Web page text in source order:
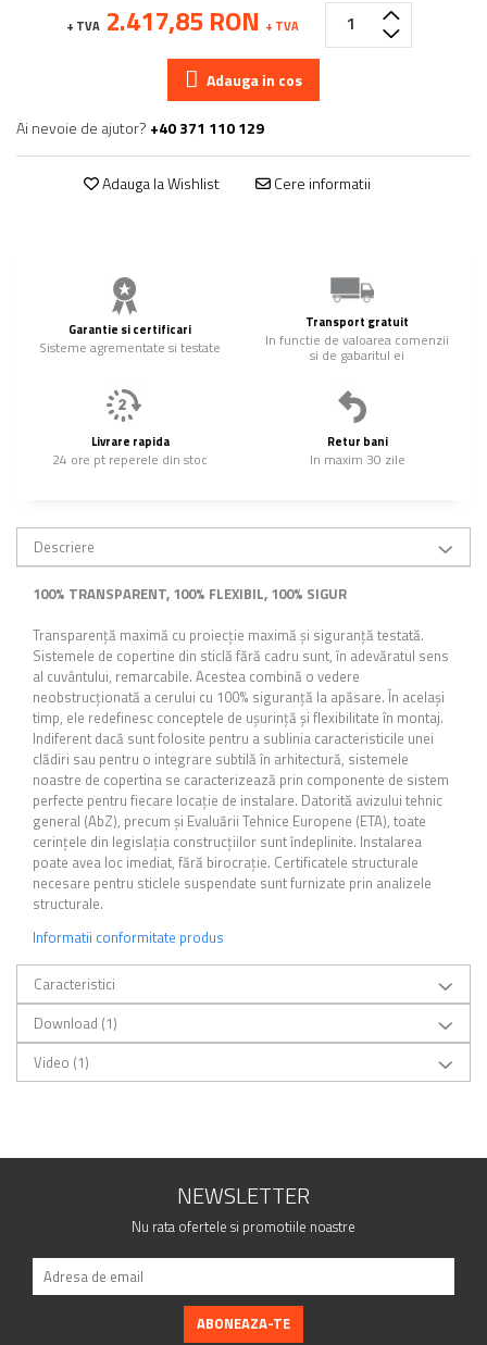
+ TVA 2.417,85 RON + TVA
Adauga in cos
Ai nevoie de ajutor? +40 371 110 129
Adauga la Wishlist Cere informatii
Garantie si certificari
Sisteme agrementate si testate
Transport gratuit
In functie de valoarea comenzii
si de gabaritul ei
Livrare rapida
24 ore pt reperele din stoc
Retur bani
In maxim 30 zile
Descriere
100% TRANSPARENT, 100% FLEXIBIL, 100% SIGUR
Transparență maximă cu proiecție maximă și siguranță testată.
Sistemele de copertine din sticlă fără cadru sunt, în adevăratul sens
al cuvântului, remarcabile. Acestea combină o vedere
neobstrucționată a cerului cu 100% siguranță la apăsare. În același
timp, ele redefinesc conceptele de ușurință și flexibilitate în montaj.
Indiferent dacă sunt folosite pentru a sublinia caracteristicile unei
clădiri sau pentru o integrare subtilă în arhitectură, sistemele
noastre de copertina se caracterizează prin componente de sistem
perfecte pentru fiecare locație de instalare. Datorită avizului tehnic
general (AbZ), precum și Evaluării Tehnice Europene (ETA), toate
cerințele din legislația construcțiilor sunt îndeplinite. Instalarea
poate avea loc imediat, fără birocrație. Certificatele structurale
necesare pentru sticlele suspendate sunt furnizate prin analizele
structurale.
Informatii conformitate produs
Caracteristici
Download (1)
Video (1)
NEWSLETTER
Nu rata ofertele si promotiile noastre